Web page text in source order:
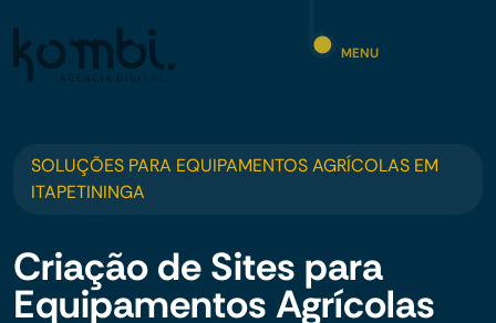
MENU
SOLUÇÕES PARA EQUIPAMENTOS AGRÍCOLAS EM
ITAPETININGA
Criação de Sites para
Equipamentos Agrícolas